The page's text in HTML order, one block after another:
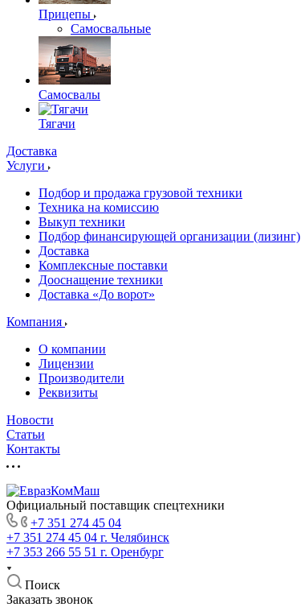
Прицепы
Самосвальные
Самосвалы
Тягачи
Доставка
Услуги
Подбор и продажа грузовой техники
Техника на комиссию
Выкуп техники
Подбор финансирующей организации (лизинг)
Доставка
Комплексные поставки
Дооснащение техники
Доставка «До ворот»
Компания
О компании
Лицензии
Производители
Реквизиты
Новости
Статьи
Контакты
Официальный поставщик спецтехники
+7 351 274 45 04
+7 351 274 45 04 г. Челябинск
+7 353 266 55 51 г. Оренбург
Поиск
Заказать звонок